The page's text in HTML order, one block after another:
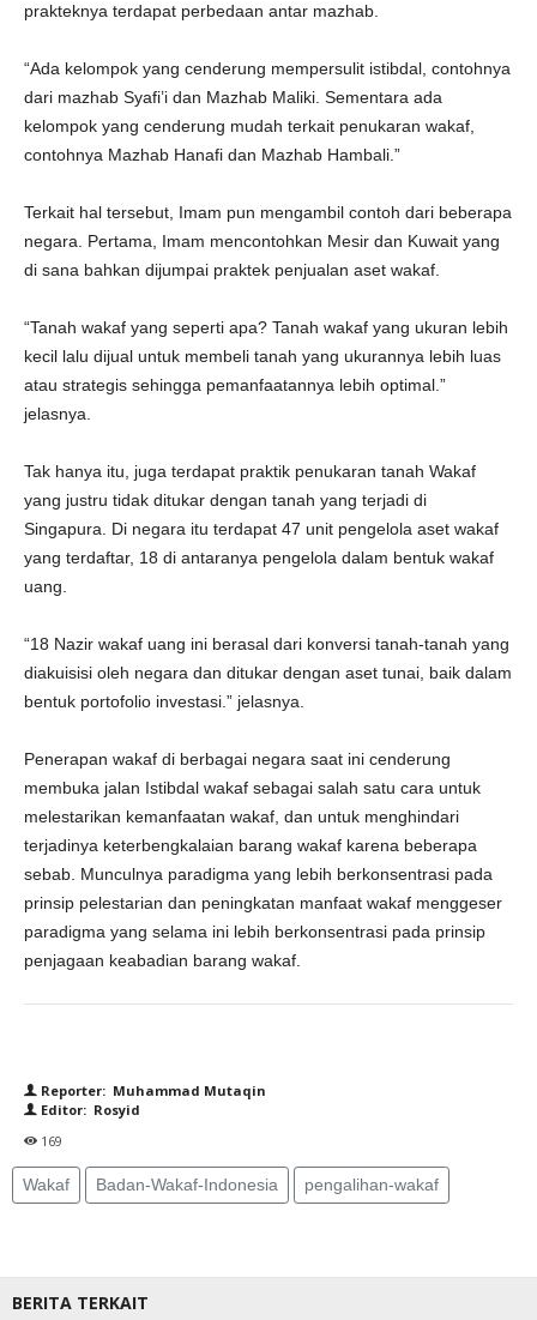
prakteknya terdapat perbedaan antar mazhab.
“Ada kelompok yang cenderung mempersulit istibdal, contohnya
dari mazhab Syafi’i dan Mazhab Maliki. Sementara ada
kelompok yang cenderung mudah terkait penukaran wakaf,
contohnya Mazhab Hanafi dan Mazhab Hambali.”
Terkait hal tersebut, Imam pun mengambil contoh dari beberapa
negara. Pertama, Imam mencontohkan Mesir dan Kuwait yang
di sana bahkan dijumpai praktek penjualan aset wakaf.
“Tanah wakaf yang seperti apa? Tanah wakaf yang ukuran lebih
kecil lalu dijual untuk membeli tanah yang ukurannya lebih luas
atau strategis sehingga pemanfaatannya lebih optimal.”
jelasnya.
Tak hanya itu, juga terdapat praktik penukaran tanah Wakaf
yang justru tidak ditukar dengan tanah yang terjadi di
Singapura. Di negara itu terdapat 47 unit pengelola aset wakaf
yang terdaftar, 18 di antaranya pengelola dalam bentuk wakaf
uang.
“18 Nazir wakaf uang ini berasal dari konversi tanah-tanah yang
diakuisisi oleh negara dan ditukar dengan aset tunai, baik dalam
bentuk portofolio investasi.” jelasnya.
Penerapan wakaf di berbagai negara saat ini cenderung
membuka jalan Istibdal wakaf sebagai salah satu cara untuk
melestarikan kemanfaatan wakaf, dan untuk menghindari
terjadinya keterbengkalaian barang wakaf karena beberapa
sebab. Munculnya paradigma yang lebih berkonsentrasi pada
prinsip pelestarian dan peningkatan manfaat wakaf menggeser
paradigma yang selama ini lebih berkonsentrasi pada prinsip
penjagaan keabadian barang wakaf.
Reporter: Muhammad Mutaqin
Editor: Rosyid
169
Wakaf Badan-Wakaf-Indonesia pengalihan-wakaf
BERITA TERKAIT